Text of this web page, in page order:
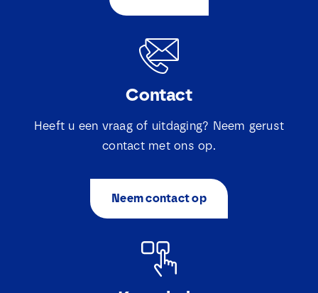
Contact
Heeft u een vraag of uitdaging? Neem gerust
contact met ons op.
Neem contact op